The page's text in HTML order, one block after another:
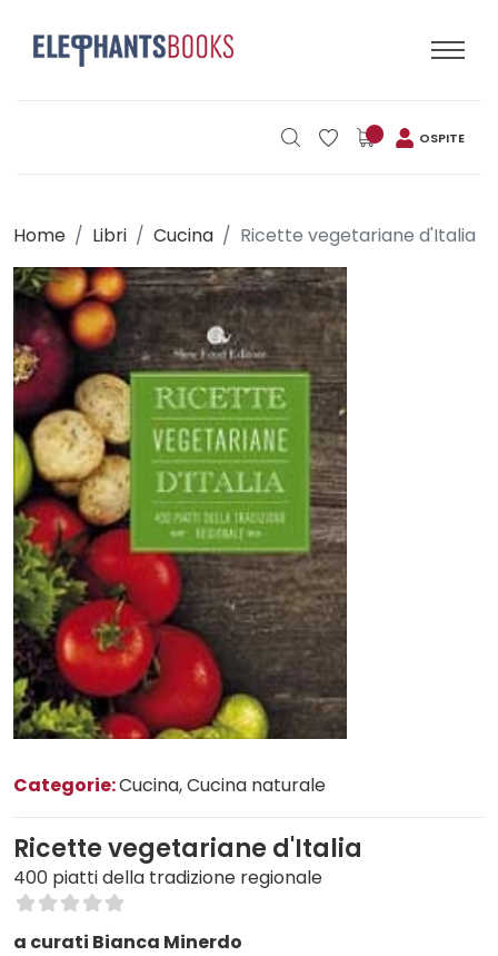
OSPITE
Home Libri Cucina Ricette vegetariane d'Italia
Categorie:Cucina, Cucina naturale
Ricette vegetariane d'Italia
400 piatti della tradizione regionale
a curati Bianca Minerdo